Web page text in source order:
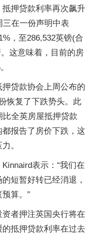
押贷款利率再次飙升
在一份声明中表
，至286,532英镑(合
这意味着，目前的房
贷款协会上周公布的
恢复了下跌势头。此
全英房屋抵押贷款
报告了房价下跌，这
。
表示：“我们在
短暂好转已经消退，
算。”
者押注英国央行将在
抵押贷款利率在过去